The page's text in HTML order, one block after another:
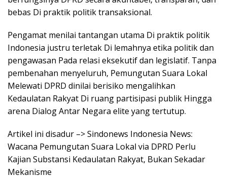
bebas Di praktik politik transaksional.
Pengamat menilai tantangan utama Di praktik politik
Indonesia justru terletak Di lemahnya etika politik dan
pengawasan Pada relasi eksekutif dan legislatif. Tanpa
pembenahan menyeluruh, Pemungutan Suara Lokal
Melewati DPRD dinilai berisiko mengalihkan
Kedaulatan Rakyat Di ruang partisipasi publik Hingga
arena Dialog Antar Negara elite yang tertutup.
Artikel ini disadur –> Sindonews Indonesia News:
Wacana Pemungutan Suara Lokal via DPRD Perlu
Kajian Substansi Kedaulatan Rakyat, Bukan Sekadar
Mekanisme